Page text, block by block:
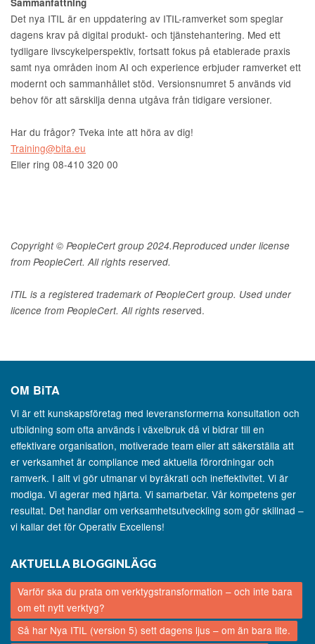
Det nya ITIL är en uppdatering av ITIL-ramverket som speglar
dagens krav på digital produkt- och tjänstehantering. Med ett
tydligare livscykelperspektiv, fortsatt fokus på etablerade praxis
samt nya områden inom AI och experience erbjuder ramverket ett
modernt och sammanhållet stöd. Versionsnumret 5 används vid
behov för att särskilja denna utgåva från tidigare versioner.
Har du frågor? Tveka inte att höra av dig!
Training@bita.eu
Eller ring 08-410 320 00
Copyright © PeopleCert group 2024.Reproduced under license
from PeopleCert. All rights reserved.
ITIL is a registered trademark of PeopleCert group. Used under
licence from PeopleCert. All rights reserved.
OM BiTA
Vi är ett kunskapsföretag med leveransformerna konsultation och
utbildning som ofta används i växelbruk då vi bidrar till en
effektivare organisation, motiverade team eller att säkerställa att
er verksamhet är compliance med aktuella förordningar och
ramverk. I allt vi gör utmanar vi byråkrati och ineffektivitet. Vi är
modiga. Vi agerar med hjärta. Vi samarbetar. Vår kompetens ger
resultat. Det handlar om verksamhetsutveckling som gör skillnad –
vi kallar det för Operativ Excellens!
AKTUELLA BLOGGINLÄGG
Varför ska du prata om verktygstransformation – och inte bara
om ett nytt verktyg?
Så har Nya ITIL (version 5) sett dagens ljus – om än bara lite.